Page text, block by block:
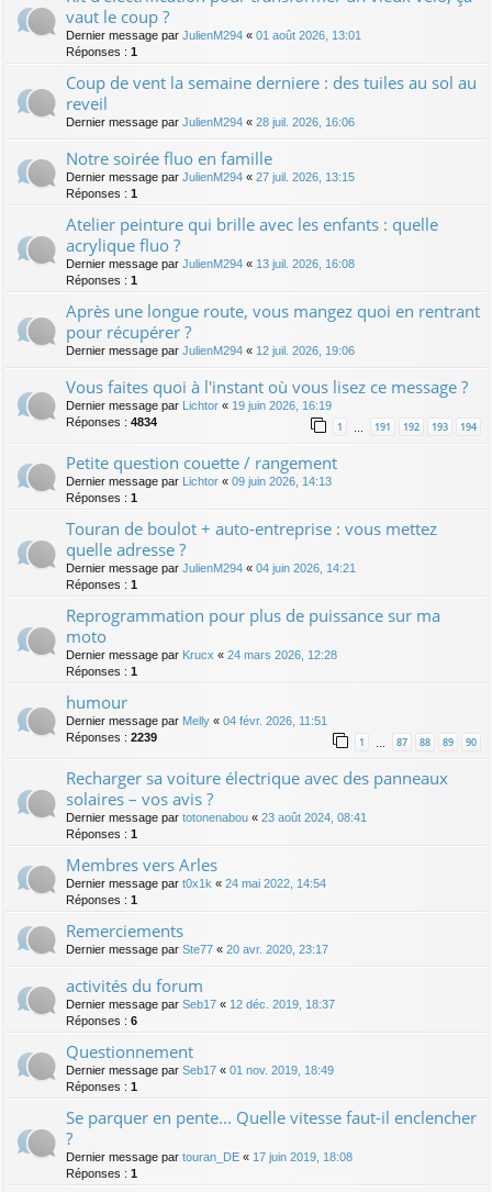
vaut le coup ?
Dernier message par JulienM294 « 01 août 2026, 13:01
Réponses : 1
Coup de vent la semaine derniere : des tuiles au sol au
reveil
Dernier message par JulienM294 « 28 juil. 2026, 16:06
Notre soirée fluo en famille
Dernier message par JulienM294 « 27 juil. 2026, 13:15
Réponses : 1
Atelier peinture qui brille avec les enfants : quelle
acrylique fluo ?
Dernier message par JulienM294 « 13 juil. 2026, 16:08
Réponses : 1
Après une longue route, vous mangez quoi en rentrant
pour récupérer ?
Dernier message par JulienM294 « 12 juil. 2026, 19:06
Vous faites quoi à l'instant où vous lisez ce message ?
Dernier message par Lichtor « 19 juin 2026, 16:19
Réponses : 4834 1 … 191 192 193 194
Petite question couette / rangement
Dernier message par Lichtor « 09 juin 2026, 14:13
Réponses : 1
Touran de boulot + auto-entreprise : vous mettez
quelle adresse ?
Dernier message par JulienM294 « 04 juin 2026, 14:21
Réponses : 1
Reprogrammation pour plus de puissance sur ma
moto
Dernier message par Krucx « 24 mars 2026, 12:28
Réponses : 1
humour
Dernier message par Melly « 04 févr. 2026, 11:51
Réponses : 2239 1 … 87 88 89 90
Recharger sa voiture électrique avec des panneaux
solaires – vos avis ?
Dernier message par totonenabou « 23 août 2024, 08:41
Réponses : 1
Membres vers Arles
Dernier message par t0x1k « 24 mai 2022, 14:54
Réponses : 1
Remerciements
Dernier message par Ste77 « 20 avr. 2020, 23:17
activités du forum
Dernier message par Seb17 « 12 déc. 2019, 18:37
Réponses : 6
Questionnement
Dernier message par Seb17 « 01 nov. 2019, 18:49
Réponses : 1
Se parquer en pente... Quelle vitesse faut-il enclencher
?
Dernier message par touran_DE « 17 juin 2019, 18:08
Réponses : 1